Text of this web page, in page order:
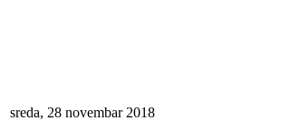
sreda, 28 novembar 2018